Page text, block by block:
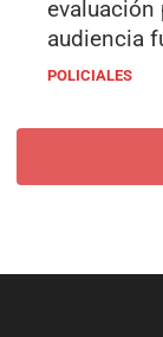
evaluación
audiencia
POLICIALES